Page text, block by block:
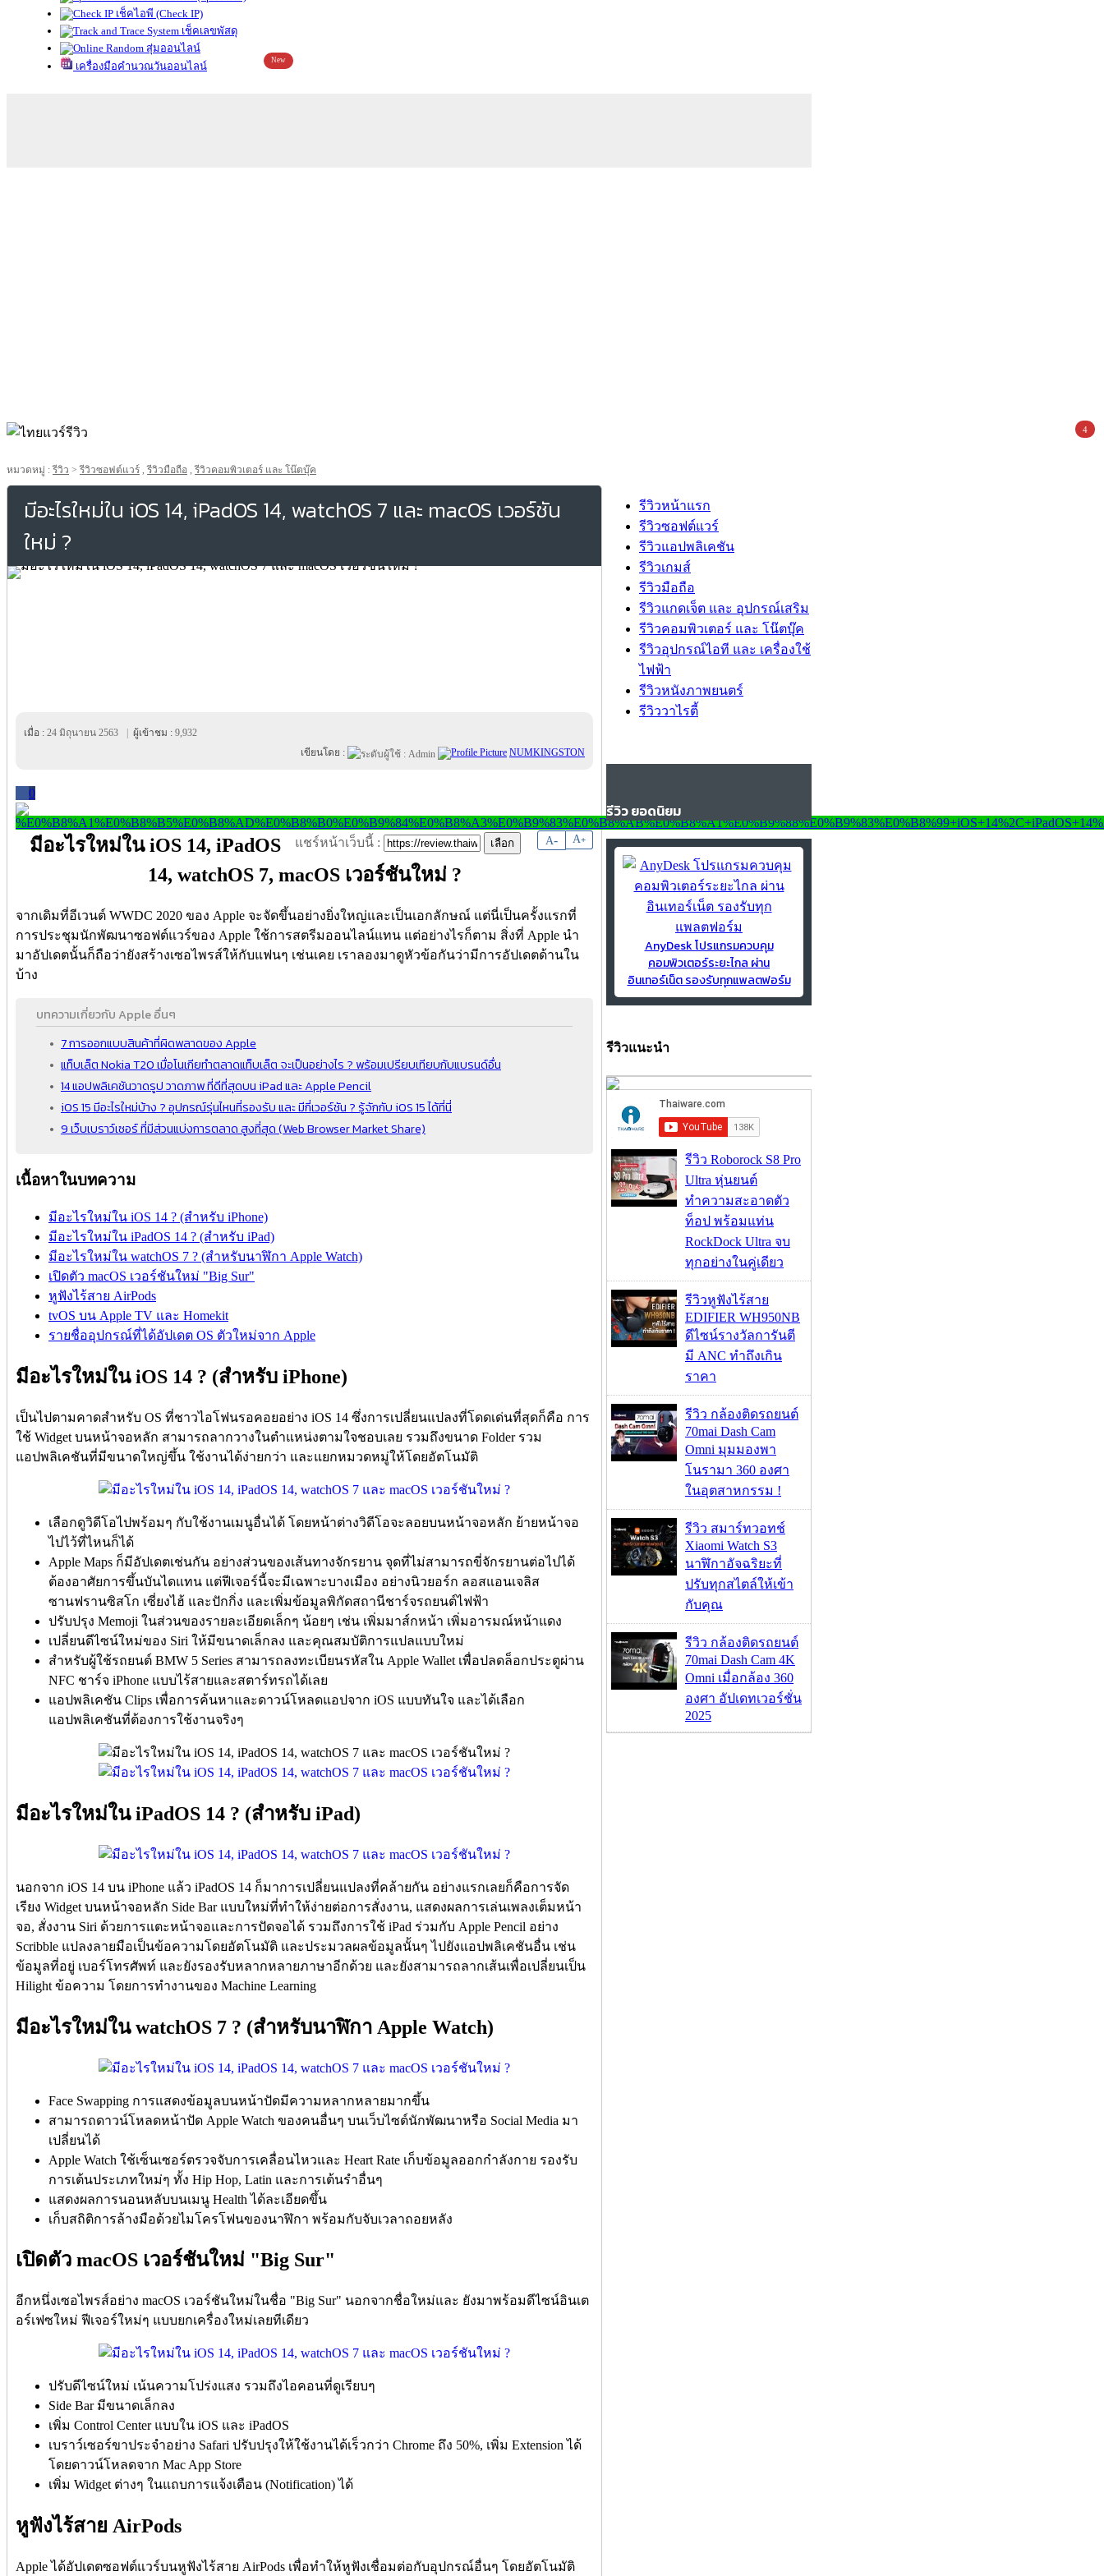
เช็คไอพี (Check IP)
เช็คเลขพัสดุ
สุ่มออนไลน์
เครื่องมือคำนวณวันออนไลน์
New
หมวดหมู่ :รีวิว >รีวิวซอฟต์แวร์ ,รีวิวมือถือ ,รีวิวคอมพิวเตอร์ และ โน๊ตบุ๊ค
มีอะไรใหม่ใน iOS 14, iPadOS 14, watchOS 7 และ macOS เวอร์ชัน
ใหม่ ?
เมื่อ : 24 มิถุนายน 2563 ผู้เข้าชม : 9,932
เขียนโดย :
NUMKINGSTON
0
A- A+
แชร์หน้าเว็บนี้ :
มีอะไรใหม่ใน iOS 14, iPadOS
14, watchOS 7, macOS เวอร์ชันใหม่ ?
จากเดิมที่อีเวนต์ WWDC 2020 ของ Apple จะจัดขึ้นอย่างยิ่งใหญ่และเป็นเอกลักษณ์ แต่นี่เป็นครั้งแรกที่
การประชุมนักพัฒนาซอฟต์แวร์ของ Apple ใช้การสตรีมออนไลน์แทน แต่อย่างไรก็ตาม สิ่งที่ Apple นำ
มาอัปเดตนั้นก็ถือว่ายังสร้างเซอไพรส์ให้กับแฟนๆ เช่นเคย เราลองมาดูหัวข้อกันว่ามีการอัปเดตด้านใน
บ้าง
บทความเกี่ยวกับ Apple อื่นๆ
7 การออกแบบสินค้าที่ผิดพลาดของ Apple
แท็บเล็ต Nokia T20 เมื่อโนเกียทำตลาดแท็บเล็ต จะเป็นอย่างไร ? พร้อมเปรียบเทียบกับแบรนด์อื่น
14 แอปพลิเคชันวาดรูป วาดภาพ ที่ดีที่สุดบน iPad และ Apple Pencil
iOS 15 มีอะไรใหม่บ้าง ? อุปกรณ์รุ่นไหนที่รองรับ และ มีกี่เวอร์ชัน ? รู้จักกับ iOS 15 ได้ที่นี่
9 เว็บเบราว์เซอร์ ที่มีส่วนแบ่งการตลาด สูงที่สุด (Web Browser Market Share)
เนื้อหาในบทความ
มีอะไรใหม่ใน iOS 14 ? (สำหรับ iPhone)
มีอะไรใหม่ใน iPadOS 14 ? (สำหรับ iPad)
มีอะไรใหม่ใน watchOS 7 ? (สำหรับนาฬิกา Apple Watch)
เปิดตัว macOS เวอร์ชันใหม่ "Big Sur"
หูฟังไร้สาย AirPods
tvOS บน Apple TV และ Homekit
รายชื่ออุปกรณ์ที่ได้อัปเดต OS ตัวใหม่จาก Apple
มีอะไรใหม่ใน iOS 14 ? (สำหรับ iPhone)
เป็นไปตามคาดสำหรับ OS ที่ชาวไอโฟนรอคอยอย่าง iOS 14 ซึ่งการเปลี่ยนแปลงที่โดดเด่นที่สุดก็คือ การ
ใช้ Widget บนหน้าจอหลัก สามารถลากวางในตำแหน่งตามใจชอบเลย รวมถึงขนาด Folder รวม
แอปพลิเคชันที่มีขนาดใหญ่ขึ้น ใช้งานได้ง่ายกว่า และแยกหมวดหมู่ให้โดยอัตโนมัติ
เลือกดูวิดีโอไปพร้อมๆ กับใช้งานเมนูอื่นได้ โดยหน้าต่างวิดีโอจะลอยบนหน้าจอหลัก ย้ายหน้าจอ
ไปไว้ที่ไหนก็ได้
Apple Maps ก็มีอัปเดตเช่นกัน อย่างส่วนของเส้นทางจักรยาน จุดที่ไม่สามารถขี่จักรยานต่อไปได้
ต้องอาศัยการขึ้นบันไดแทน แต่ฟีเจอร์นี้จะมีเฉพาะบางเมือง อย่างนิวยอร์ก ลอสแอนเจลิส
ซานฟรานซิสโก เซี่ยงไฮ้ และปักกิ่ง และเพิ่มข้อมูลพิกัดสถานีชาร์จรถยนต์ไฟฟ้า
ปรับปรุง Memoji ในส่วนของรายละเอียดเล็กๆ น้อยๆ เช่น เพิ่มมาส์กหน้า เพิ่มอารมณ์หน้าแดง
เปลี่ยนดีไซน์ใหม่ของ Siri ให้มีขนาดเล็กลง และคุณสมบัติการแปลแบบใหม่
สำหรับผู้ใช้รถยนต์ BMW 5 Series สามารถลงทะเบียนรหัสใน Apple Wallet เพื่อปลดล็อกประตูผ่าน
NFC ชาร์จ iPhone แบบไร้สายและสตาร์ทรถได้เลย
แอปพลิเคชัน Clips เพื่อการค้นหาและดาวน์โหลดแอปจาก iOS แบบทันใจ และได้เลือก
แอปพลิเคชันที่ต้องการใช้งานจริงๆ
มีอะไรใหม่ใน iPadOS 14 ? (สำหรับ iPad)
นอกจาก iOS 14 บน iPhone แล้ว iPadOS 14 ก็มาการเปลี่ยนแปลงที่คล้ายกัน อย่างแรกเลยก็คือการจัด
เรียง Widget บนหน้าจอหลัก Side Bar แบบใหม่ที่ทำให้ง่ายต่อการสั่งงาน, แสดงผลการเล่นเพลงเต็มหน้า
จอ, สั่งงาน Siri ด้วยการแตะหน้าจอและการปัดจอได้ รวมถึงการใช้ iPad ร่วมกับ Apple Pencil อย่าง
Scribble แปลงลายมือเป็นข้อความโดยอัตโนมัติ และประมวลผลข้อมูลนั้นๆ ไปยังแอปพลิเคชันอื่น เช่น
ข้อมูลที่อยู่ เบอร์โทรศัพท์ และยังรองรับหลากหลายภาษาอีกด้วย และยังสามารถลากเส้นเพื่อเปลี่ยนเป็น
Hilight ข้อความ โดยการทำงานของ Machine Learning
มีอะไรใหม่ใน watchOS 7 ? (สำหรับนาฬิกา Apple Watch)
Face Swapping การแสดงข้อมูลบนหน้าปัดมีความหลากหลายมากขึ้น
สามารถดาวน์โหลดหน้าปัด Apple Watch ของคนอื่นๆ บนเว็บไซต์นักพัฒนาหรือ Social Media มา
เปลี่ยนได้
Apple Watch ใช้เซ็นเซอร์ตรวจจับการเคลื่อนไหวและ Heart Rate เก็บข้อมูลออกกำลังกาย รองรับ
การเต้นประเภทใหม่ๆ ทั้ง Hip Hop, Latin และการเต้นรำอื่นๆ
แสดงผลการนอนหลับบนเมนู Health ได้ละเอียดขึ้น
เก็บสถิติการล้างมือด้วยไมโครโฟนของนาฬิกา พร้อมกับจับเวลาถอยหลัง
เปิดตัว macOS เวอร์ชันใหม่ "Big Sur"
อีกหนึ่งเซอไพรส์อย่าง macOS เวอร์ชันใหม่ในชื่อ "Big Sur" นอกจากชื่อใหม่และ ยังมาพร้อมดีไซน์อินเต
อร์เฟซใหม่ ฟีเจอร์ใหม่ๆ แบบยกเครื่องใหม่เลยทีเดียว
ปรับดีไซน์ใหม่ เน้นความโปร่งแสง รวมถึงไอคอนที่ดูเรียบๆ
Side Bar มีขนาดเล็กลง
เพิ่ม Control Center แบบใน iOS และ iPadOS
เบราว์เซอร์ขาประจำอย่าง Safari ปรับปรุงให้ใช้งานได้เร็วกว่า Chrome ถึง 50%, เพิ่ม Extension ได้
โดยดาวน์โหลดจาก Mac App Store
เพิ่ม Widget ต่างๆ ในแถบการแจ้งเตือน (Notification) ได้
หูฟังไร้สาย AirPods
Apple ได้อัปเดตซอฟต์แวร์บนหูฟังไร้สาย AirPods เพื่อทำให้หูฟังเชื่อมต่อกับอุปกรณ์อื่นๆ โดยอัตโนมัติ
รีวิวหน้าแรก
รีวิวซอฟต์แวร์
รีวิวแอปพลิเคชัน
รีวิวเกมส์
รีวิวมือถือ
รีวิวแกดเจ็ต และ อุปกรณ์เสริม
รีวิวคอมพิวเตอร์ และ โน๊ตบุ๊ค
รีวิวอุปกรณ์ไอที และ เครื่องใช้
ไฟฟ้า
รีวิวหนังภาพยนตร์
รีวิววาไรตี้
รีวิว ยอดนิยม
AnyDesk โปรแกรมควบคุม
คอมพิวเตอร์ระยะไกล ผ่าน
อินเทอร์เน็ต รองรับทุกแพลตฟอร์ม
รีวิวแนะนำ
รีวิว Roborock S8 Pro
Ultra หุ่นยนต์
ทำความสะอาดตัว
ท็อป พร้อมแท่น
RockDock Ultra จบ
ทุกอย่างในคู่เดียว
รีวิวหูฟังไร้สาย
EDIFIER WH950NB
ดีไซน์รางวัลการันตี
มี ANC ทำถึงเกิน
ราคา
รีวิว กล้องติดรถยนต์
70mai Dash Cam
Omni มุมมองพา
โนรามา 360 องศา
ในอุตสาหกรรม !
รีวิว สมาร์ทวอทช์
Xiaomi Watch S3
นาฬิกาอัจฉริยะที่
ปรับทุกสไตล์ให้เข้า
กับคุณ
รีวิว กล้องติดรถยนต์
70mai Dash Cam 4K
Omni เมื่อกล้อง 360
องศา อัปเดทเวอร์ชั่น
2025
4